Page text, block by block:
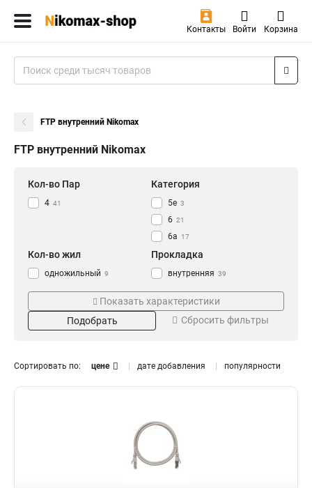
Контакты Войти Корзина
FTP внутренний Nikomax
FTP внутренний Nikomax
Кол-во Пар
4 41
Категория
5e 3
6 21
6a 17
Кол-во жил
одножильный 9
многожильный 32
Прокладка
внутренняя 39
внешняя 2
Функции
интернет кабель 41
Материал
медь 41
Показать характеристики
Подобрать
Сбросить фильтры
Сортировать по: цене дате добавления популярности